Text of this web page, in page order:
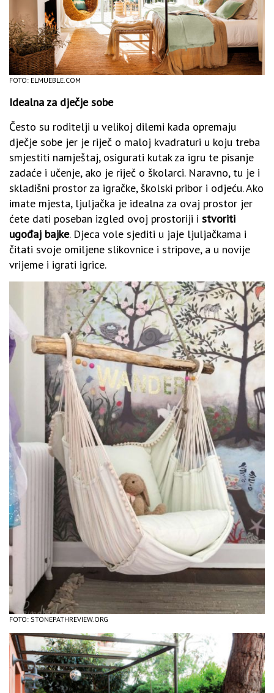
FOTO: ELMUEBLE.COM
Idealna za dječje sobe
Često su roditelji u velikoj dilemi kada opremaju
dječje sobe jer je riječ o maloj kvadraturi u koju treba
smjestiti namještaj, osigurati kutak za igru te pisanje
zadaće i učenje, ako je riječ o školarci. Naravno, tu je i
skladišni prostor za igračke, školski pribor i odjeću. Ako
imate mjesta, ljuljačka je idealna za ovaj prostor jer
ćete dati poseban izgled ovoj prostoriji i stvoriti
ugođaj bajke. Djeca vole sjediti u jaje ljuljačkama i
čitati svoje omiljene slikovnice i stripove, a u novije
vrijeme i igrati igrice.
FOTO: STONEPATHREVIEW.ORG